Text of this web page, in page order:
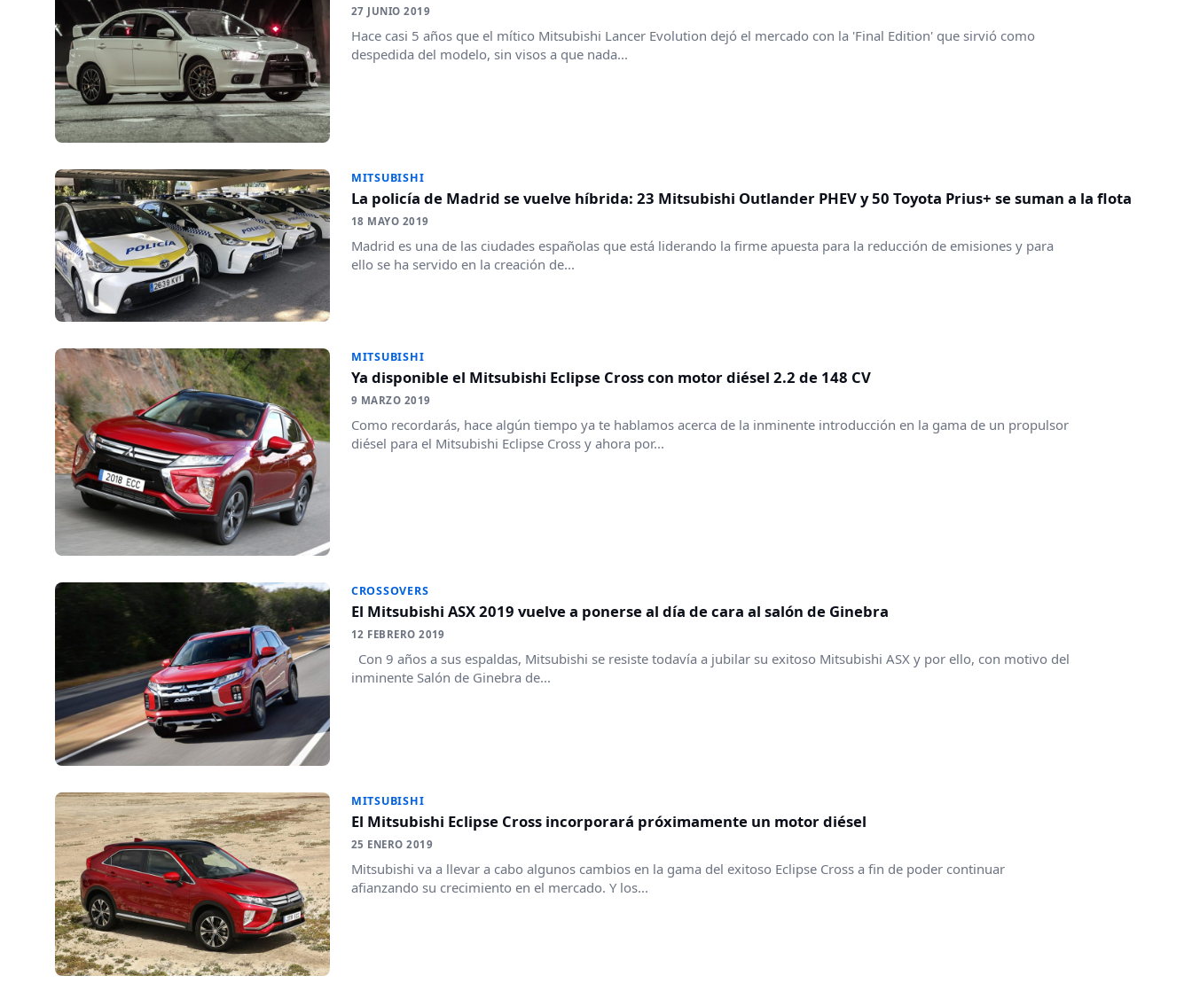
27 JUNIO 2019
Hace casi 5 años que el mítico Mitsubishi Lancer Evolution dejó el mercado con la 'Final Edition' que sirvió como
despedida del modelo, sin visos a que nada...
MITSUBISHI
La policía de Madrid se vuelve híbrida: 23 Mitsubishi Outlander PHEV y 50 Toyota Prius+ se suman a la flota
18 MAYO 2019
Madrid es una de las ciudades españolas que está liderando la firme apuesta para la reducción de emisiones y para
ello se ha servido en la creación de...
MITSUBISHI
Ya disponible el Mitsubishi Eclipse Cross con motor diésel 2.2 de 148 CV
9 MARZO 2019
Como recordarás, hace algún tiempo ya te hablamos acerca de la inminente introducción en la gama de un propulsor
diésel para el Mitsubishi Eclipse Cross y ahora por...
CROSSOVERS
El Mitsubishi ASX 2019 vuelve a ponerse al día de cara al salón de Ginebra
12 FEBRERO 2019
Con 9 años a sus espaldas, Mitsubishi se resiste todavía a jubilar su exitoso Mitsubishi ASX y por ello, con motivo del
inminente Salón de Ginebra de...
MITSUBISHI
El Mitsubishi Eclipse Cross incorporará próximamente un motor diésel
25 ENERO 2019
Mitsubishi va a llevar a cabo algunos cambios en la gama del exitoso Eclipse Cross a fin de poder continuar
afianzando su crecimiento en el mercado. Y los...